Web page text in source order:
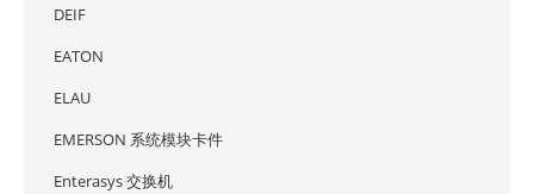
DEIF
EATON
ELAU
EMERSON 系统模块卡件
Enterasys 交换机